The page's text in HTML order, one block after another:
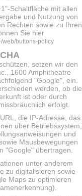
Schaltfläche mit allen
und Nutzung von
Rechten sowie zu Ihren
Sie hier
web/buttons-policy
setzen wir den
1600 Amphitheatre
"Google", ein.
werden, ob die
ist oder durch
erfolgt.
die IP-Adresse, das
über Betriebssystem,
und
Mausbewegungen
"Google" übertragen.
unter anderem
zu digitalisieren sowie
Maps zu optimieren